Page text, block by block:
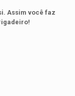
Assim você faz